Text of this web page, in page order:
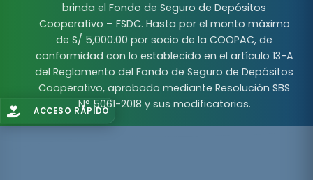
ACCESO RÁPIDO
brinda el Fondo de Seguro de Depósitos
Cooperativo – FSDC. Hasta por el monto máximo
de S/ 5,000.00 por socio de la COOPAC, de
conformidad con lo establecido en el artículo 13-A
del Reglamento del Fondo de Seguro de Depósitos
Cooperativo, aprobado mediante Resolución SBS
N° 5061-2018 y sus modificatorias.